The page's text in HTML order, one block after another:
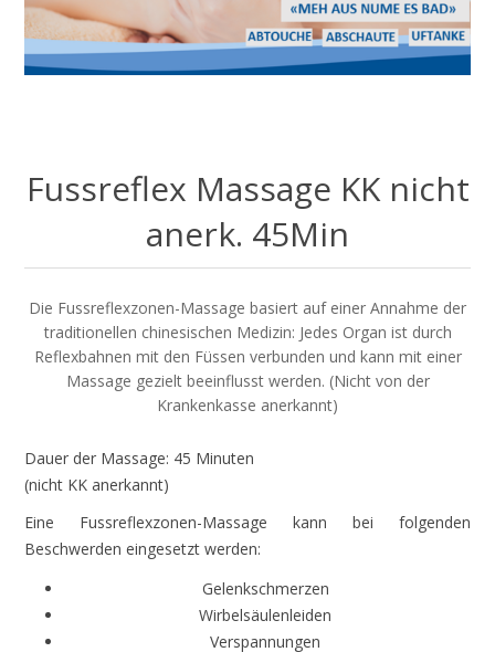
Fussreflex Massage KK nicht
anerk. 45Min
Die Fussreflexzonen-Massage basiert auf einer Annahme der
traditionellen chinesischen Medizin: Jedes Organ ist durch
Reflexbahnen mit den Füssen verbunden und kann mit einer
Massage gezielt beeinflusst werden. (Nicht von der
Krankenkasse anerkannt)
Dauer der Massage: 45 Minuten
(nicht KK anerkannt)
Eine Fussreflexzonen-Massage kann bei folgenden
Beschwerden eingesetzt werden:
Gelenkschmerzen
Wirbelsäulenleiden
Verspannungen